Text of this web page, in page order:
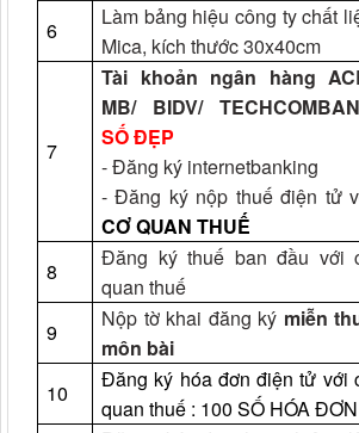
6
Làm bảng hiệu công ty chất
Mica, kích thước 30x40cm
7
Tài khoản ngân hàng
MB/ BIDV/
SỐ ĐẸP
- Đăng ký internetbanking
- Đăng ký nộp thuế điện tử
CƠ QUAN THUẾ
8
Đăng ký thuế ban đầu với
quan thuế
9
Nộp tờ khai đăng ký miễn
môn bài
10
Đăng ký hóa đơn điện tử với
quan thuế : 100 SỐ HÓA ĐƠN